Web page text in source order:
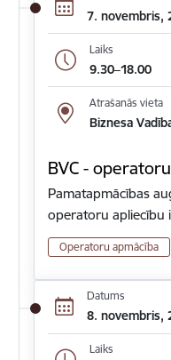
7. novembris,
Laiks
9.30–18.00
Atrašanās vieta
Biznesa
BVC -
Pamatapmācības
operatoru apliecību
Operatoru apmācība
Datums
8. novembris,
Laiks